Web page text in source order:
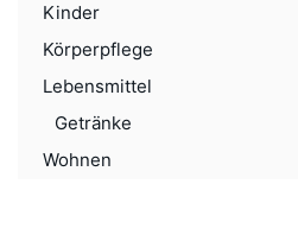
Kinder
Körperpflege
Lebensmittel
Getränke
Wohnen